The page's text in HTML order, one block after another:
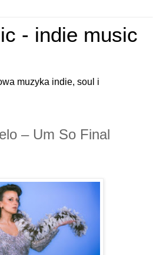
- indie music
muzyka indie, soul i
– Um So Final